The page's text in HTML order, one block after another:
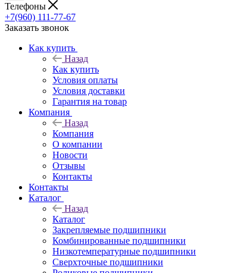
Телефоны
+7(960) 111-77-67
Заказать звонок
Как купить
Назад
Как купить
Условия оплаты
Условия доставки
Гарантия на товар
Компания
Назад
Компания
О компании
Новости
Отзывы
Контакты
Контакты
Каталог
Назад
Каталог
Закрепляемые подшипники
Комбинированные подшипники
Низкотемпературные подшипники
Сверхточные подшипники